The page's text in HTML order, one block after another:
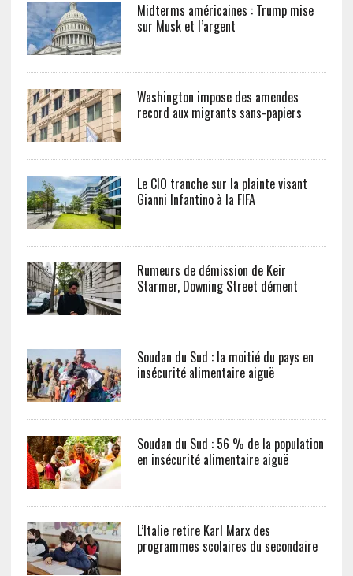
Midterms américaines : Trump mise
sur Musk et l’argent
Washington impose des amendes
record aux migrants sans-papiers
Le CIO tranche sur la plainte visant
Gianni Infantino à la FIFA
Rumeurs de démission de Keir
Starmer, Downing Street dément
Soudan du Sud : la moitié du pays en
insécurité alimentaire aiguë
Soudan du Sud : 56 % de la population
en insécurité alimentaire aiguë
L’Italie retire Karl Marx des
programmes scolaires du secondaire